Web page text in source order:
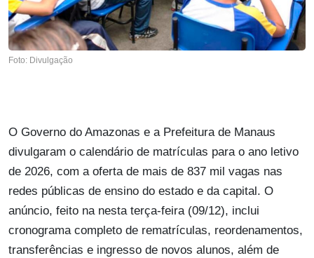
Foto: Divulgação
O Governo do Amazonas e a Prefeitura de Manaus
divulgaram o calendário de matrículas para o ano letivo
de 2026, com a oferta de mais de 837 mil vagas nas
redes públicas de ensino do estado e da capital. O
anúncio, feito na nesta terça-feira (09/12), inclui
cronograma completo de rematrículas, reordenamentos,
transferências e ingresso de novos alunos, além de